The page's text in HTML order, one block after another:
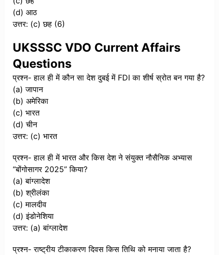
(d) आठ
उत्तर: (c) छह (6)
UKSSSC VDO Current Affairs
Questions
प्रश्न- हाल ही में कौन सा देश दुबई में FDI का शीर्ष स्रोत बन गया है?
(a) जापान
(b) अमेरिका
(c) भारत
(d) चीन
उत्तर: (c) भारत
प्रश्न- हाल ही में भारत और किस देश ने संयुक्त नौसैनिक अभ्यास
“बोंगोसागर 2025” किया?
(a) बांग्लादेश
(b) श्रीलंका
(c) मालदीव
(d) इंडोनेशिया
उत्तर: (a) बांग्लादेश
प्रश्न- राष्ट्रीय टीकाकरण दिवस किस तिथि को मनाया जाता है?